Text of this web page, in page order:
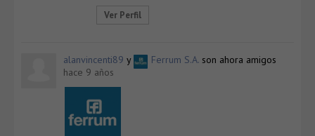
Ver Perfil
alanvincenti89 y Ferrum S.A. son ahora amigos
hace 9 años